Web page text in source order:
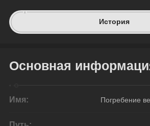
История
Основная
Имя: Погребение